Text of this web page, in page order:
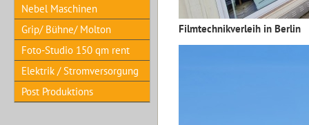
Nebel Maschinen
Grip/ Bühne/ Molton
Foto-Studio 150 qm rent
Elektrik / Stromversorgung
Post Produktions
Filmtechnikverleih in Berlin